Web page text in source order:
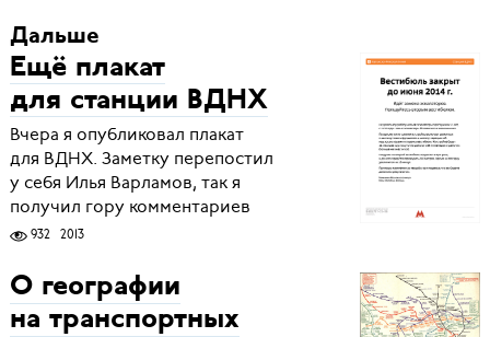
Дальше
Ещё плакат
для станции ВДНХ
Вчера я опубликовал плакат
для ВДНХ. Заметку перепостил
у себя Илья Варламов, так я
получил гору комментариев
932 2013
О географии
на транспортных